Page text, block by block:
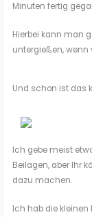
Minuten fertig
Hierbei kann man
untergießen, wenn
Und schon ist das
Ich gebe meist
Beilagen, aber Ihr
dazu machen.
Ich hab die